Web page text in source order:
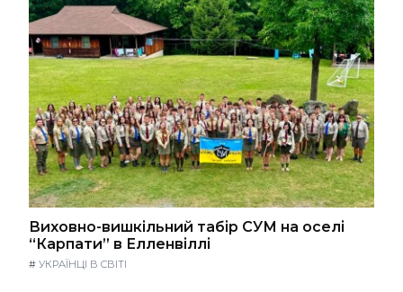
Виховно-вишкільний табір СУМ на оселі
“Карпати” в Елленвіллі
# УКРАЇНЦІ В СВІТІ